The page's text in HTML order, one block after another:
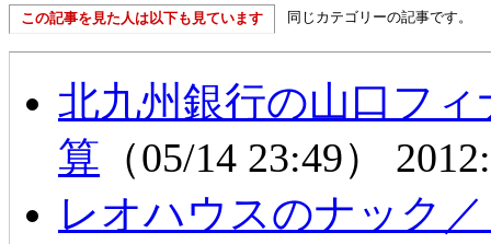
この記事を見た人は以下も見ています 同じカテゴリーの記事です。
北九州銀行の山口フ
算 （05/14 23:49）
レオハウスのナック